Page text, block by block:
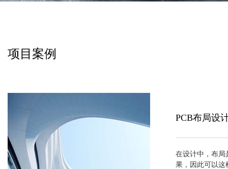
项目案例
PCB布局设
在设计中，布局
果，因此可以这